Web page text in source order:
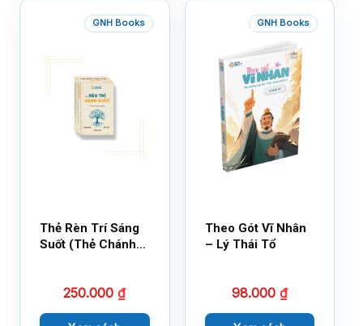
GNH Books
Thẻ Rèn Trí Sáng
Suốt (Thẻ Chánh
250.000₫
GNH Books
Theo Gót Vĩ Nhân
– Lý Thái Tổ
98.000 ₫